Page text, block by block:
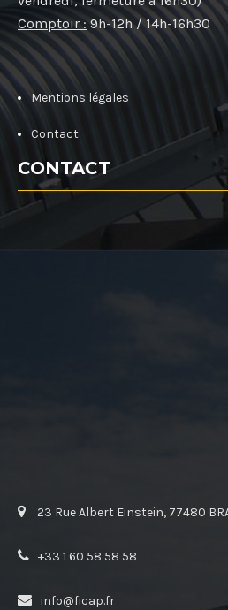
Comptoir : 9h-12h / 14h-16h30
Mentions légales
Contact
CONTACT
23 Rue Albert Einstein, 77480
+33 1 60 58 58 58
info@ficap.fr